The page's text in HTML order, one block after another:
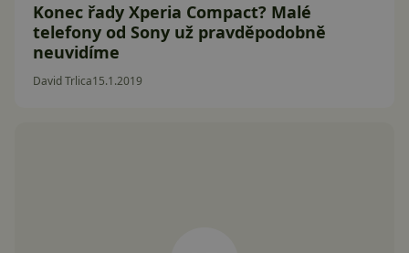
Konec řady Xperia Compact? Malé
telefony od Sony už pravděpodobně
neuvidíme
David Trlica15.1.2019